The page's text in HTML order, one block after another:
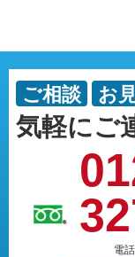
ご相談 お
気軽にご
電